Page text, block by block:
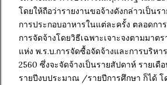
โดยให้ถือว่ารายงานขอจ้างดังกล่าวเป็นร
การประกอบอาหารในแต่ละครั้ง ตลอดกา
การจัดจ้างโดยวิธีเฉพาะเจาะจงตามมาต
แห่ง พ.ร.บ.การจัดซื้อจัดจ้างและการบริหา
2560 ซึ่งจะจัดจ้างเป็นรายสัปดาห์ รายเดื
รายปีงบประมาณ /รายปีการศึกษา ก็ได้ โ